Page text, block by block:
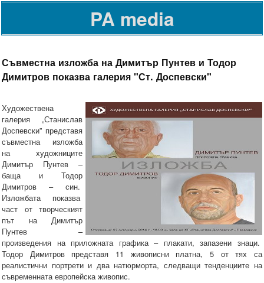
PA media
Съвместна изложба на Димитър Пунтев и Тодор
Димитров показва галерия "Ст. Доспевски"
Художествена
галерия „Станислав
Доспевски” представя
съвместна изложба
на художниците
Димитър Пунтев –
баща и Тодор
Димитров – син.
Изложбата показва
част от творческият
път на Димитър
Пунтев –
произведения на приложната графика – плакати, запазени знаци.
Тодор Димитров представя 11 живописни платна, 5 от тях са
реалистични портрети и два натюрморта, следващи тенденциите на
съвременната европейска живопис.